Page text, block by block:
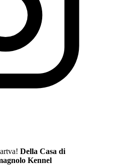
Della Casa di
Kennel